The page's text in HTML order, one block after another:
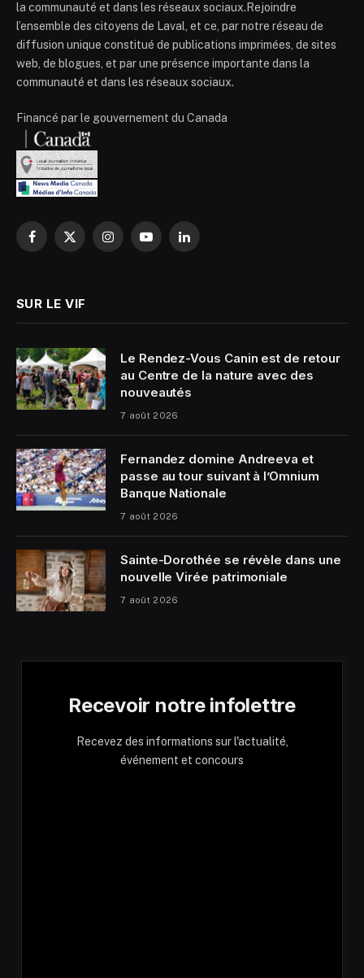
la communauté et dans les réseaux sociaux.Rejoindre
l’ensemble des citoyens de Laval, et ce, par notre réseau de
diffusion unique constitué de publications imprimées, de sites
web, de blogues, et par une présence importante dans la
communauté et dans les réseaux sociaux.
Financé par le gouvernement du Canada
Facebook
X
InstagramYouTubeLinkedIn
SUR LE VIF
Le Rendez-Vous Canin est de retour
au Centre de la nature avec des
nouveautés
7 août 2026
Fernandez domine Andreeva et
passe au tour suivant à l’Omnium
Banque Nationale
7 août 2026
Sainte-Dorothée se révèle dans une
nouvelle Virée patrimoniale
7 août 2026
Recevoir notre infolettre
Recevez des informations sur l'actualité,
événement et concours